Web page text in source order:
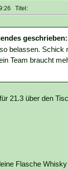
Titel:
geschrieben:
belassen.
Team braucht
21.3 über den
Flasche